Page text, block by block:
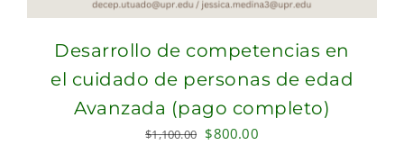
Desarrollo de competencias en
el cuidado de personas de edad
Avanzada (pago completo)
$1,100.00 Original
$800.00Current